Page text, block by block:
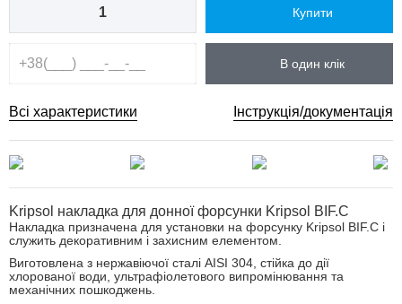
Купити
В один клік
Всі характеристики Інструкція/документація
Kripsol накладка для донної форсунки Kripsol BIF.C
Накладка призначена для установки на форсунку Kripsol BIF.C і
служить декоративним і захисним елементом.
Виготовлена ​​з нержавіючої сталі AISI 304, стійка до дії
хлорованої води, ультрафіолетового випромінювання та
механічних пошкоджень.